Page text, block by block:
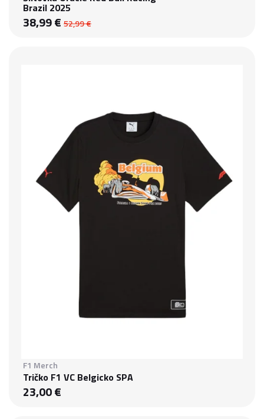
Brazil 2025
38,99 € 52,99 €
F1 Merch
Tričko F1 VC Belgicko SPA
23,00 €